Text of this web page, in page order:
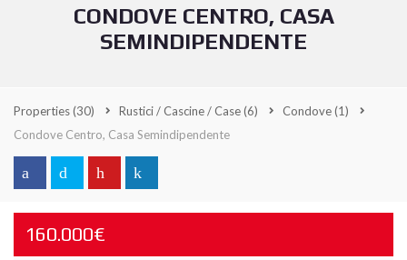
CONDOVE CENTRO, CASA
SEMINDIPENDENTE
Properties(30) Rustici / Cascine / Case(6) Condove(1)
Condove Centro, Casa Semindipendente
160.000€